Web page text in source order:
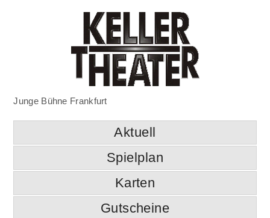
Junge Bühne Frankfurt
Aktuell
Spielplan
Karten
Gutscheine